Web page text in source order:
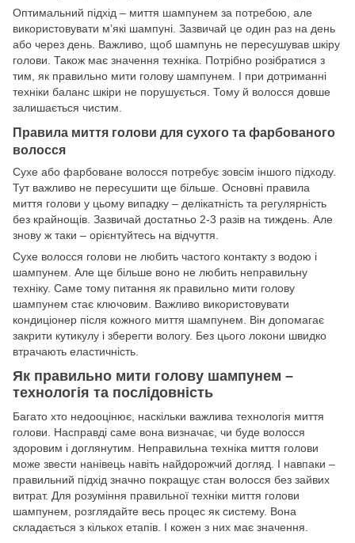
Оптимальний підхід – миття шампунем за потребою, але
використовувати м’які шампуні. Зазвичай це один раз на день
або через день. Важливо, щоб шампунь не пересушував шкіру
голови. Також має значення техніка. Потрібно розібратися з
тим, як правильно мити голову шампунем. І при дотриманні
техніки баланс шкіри не порушується. Тому й волосся довше
залишається чистим.
Правила миття голови для сухого та фарбованого
волосся
Сухе або фарбоване волосся потребує зовсім іншого підходу.
Тут важливо не пересушити ще більше. Основні правила
миття голови у цьому випадку – делікатність та регулярність
без крайнощів. Зазвичай достатньо 2-3 разів на тиждень. Але
знову ж таки – орієнтуйтесь на відчуття.
Сухе волосся голови не любить частого контакту з водою і
шампунем. Але ще більше воно не любить неправильну
техніку. Саме тому питання як правильно мити голову
шампунем стає ключовим. Важливо використовувати
кондиціонер після кожного миття шампунем. Він допомагає
закрити кутикулу і зберегти вологу. Без цього локони швидко
втрачають еластичність.
Як правильно мити голову шампунем –
технологія та послідовність
Багато хто недооцінює, наскільки важлива технологія миття
голови. Насправді саме вона визначає, чи буде волосся
здоровим і доглянутим. Неправильна техніка миття голови
може звести нанівець навіть найдорожчий догляд. І навпаки –
правильний підхід значно покращує стан волосся без зайвих
витрат. Для розуміння правильної техніки миття голови
шампунем, розглядайте весь процес як систему. Вона
складається з кількох етапів. І кожен з них має значення.